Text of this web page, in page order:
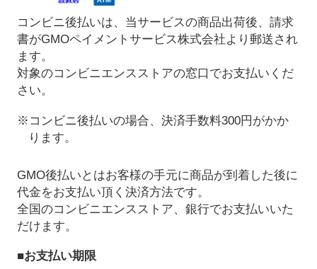
コンビニ後払いは、当サービスの商品出荷後、請求
書がGMOペイメントサービス株式会社より郵送され
ます。
対象のコンビニエンスストアの窓口でお支払いくだ
さい。
※コンビニ後払いの場合、決済手数料300円がかか
ります。
GMO後払いとはお客様の手元に商品が到着した後に
代金をお支払い頂く決済方法です。
全国のコンビニエンスストア、銀行でお支払いいた
だけます。
■お支払い期限